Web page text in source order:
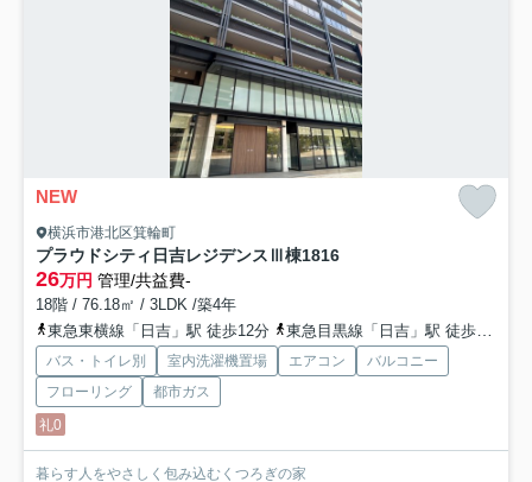
NEW
横浜市港北区箕輪町
プラウドシティ日吉レジデンスⅢ棟1816
26万円 管理/共益費-
18階 / 76.18㎡ / 3LDK /築4年
東急東横線「日吉」駅 徒歩12分
東急目黒線「日吉」駅 徒歩12分
バス・トイレ別 室内洗濯機置場 エアコン
バルコニー
フローリング
都市ガス
礼0
暮らす人をやさしく包み込むくつろぎの家